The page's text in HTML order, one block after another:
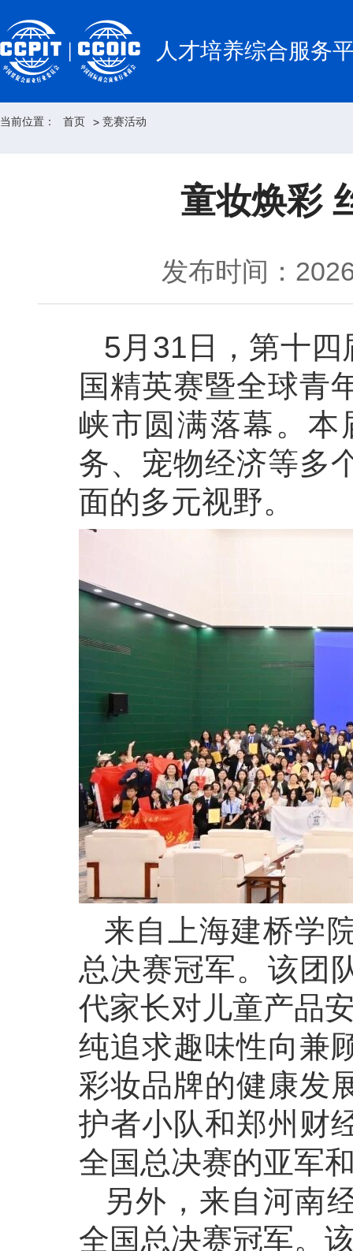
人才培养综合服务
当前位置： 首页 > 竞赛活动
童妆焕彩
发布时间：
5月31日，第十
国精英赛暨全球青
峡市圆满落幕。
务、宠物经济等多
面的多元视野。
来自上海建桥学
总决赛冠军。该团
代家长对儿童产品
纯追求趣味性向兼
彩妆品牌的健康发
护者小队和郑州财
全国总决赛的亚军
另外，来自河南
全国总决赛冠军。